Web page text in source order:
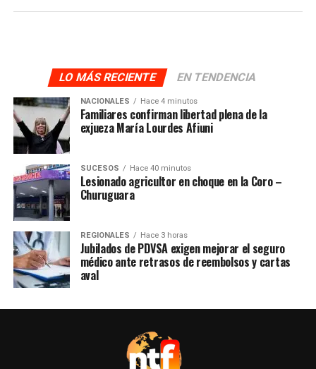
LO MÁS RECIENTE EN TENDENCIA
NACIONALES Hace 4 minutos
Familiares confirman libertad plena de la
exjueza María Lourdes Afiuni
SUCESOS Hace 40 minutos
Lesionado agricultor en choque en la Coro –
Churuguara
REGIONALES Hace 3 horas
Jubilados de PDVSA exigen mejorar el seguro
médico ante retrasos de reembolsos y cartas
aval